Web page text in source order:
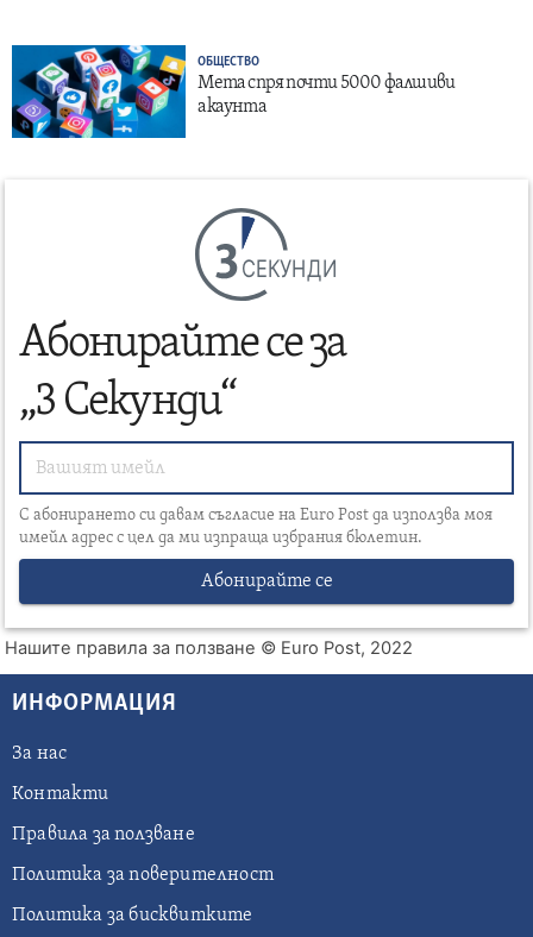
ОБЩЕСТВО
Мета спря почти 5000 фалшиви
акаунта
СЕКУНДИ
Абонирайте се за
„3 Секунди“
С абонирането си давам съгласие на Euro Post да използва моя
имейл адрес с цел да ми изпраща избрания бюлетин.
Абонирайте се
Нашите правила за ползване © Euro Post, 2022
ИНФОРМАЦИЯ
За нас
Контакти
Правила за ползване
Политика за поверителност
Политика за бисквитките